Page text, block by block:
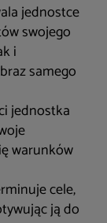
jednostce
swojego
i
samego
jednostka
warunków
cele,
ją do